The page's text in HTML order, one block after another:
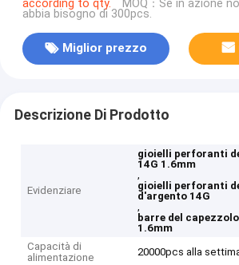
according to qty. MOQ：Se in azione
abbia bisogno di 300pcs.
Miglior prezzo
Descrizione Di Prodotto
Evidenziare
gioielli perforanti
14G 1.6mm
,
gioielli perforanti
d'argento 14G
,
barre del
1.6mm
Capacità di
alimentazione
20000pcs alla